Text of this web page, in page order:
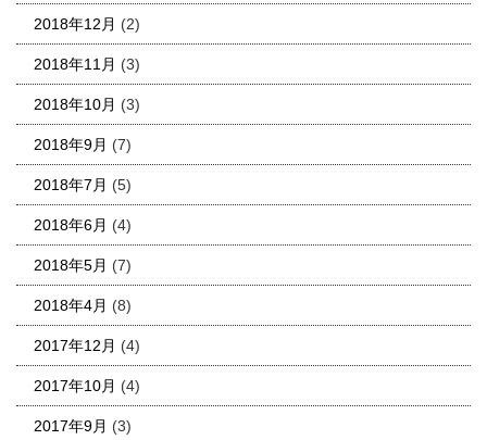
2018年12月 (2)
2018年11月 (3)
2018年10月 (3)
2018年9月 (7)
2018年7月 (5)
2018年6月 (4)
2018年5月 (7)
2018年4月 (8)
2017年12月 (4)
2017年10月 (4)
2017年9月 (3)